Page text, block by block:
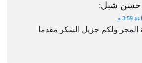
حسن شبل:
المجر ولكم جزيل الشكر مقدما